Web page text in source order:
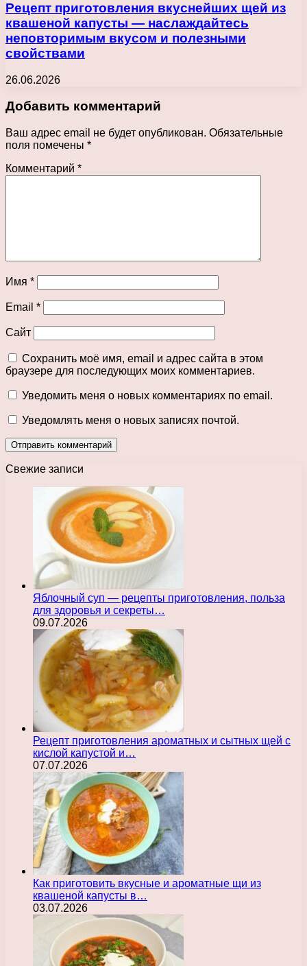
Рецепт приготовления вкуснейших щей из
квашеной капусты — наслаждайтесь
неповторимым вкусом и полезными
свойствами
26.06.2026
Добавить комментарий
Ваш адрес email не будет опубликован. Обязательные
поля помечены *
Комментарий *
Имя *
Email *
Сайт
Сохранить моё имя, email и адрес сайта в этом
браузере для последующих моих комментариев.
Уведомить меня о новых комментариях по email.
Уведомлять меня о новых записях почтой.
Свежие записи
Яблочный суп — рецепты приготовления, польза
для здоровья и секреты…
09.07.2026
Рецепт приготовления ароматных и сытных щей с
кислой капустой и…
07.07.2026
Как приготовить вкусные и ароматные щи из
квашеной капусты в…
03.07.2026